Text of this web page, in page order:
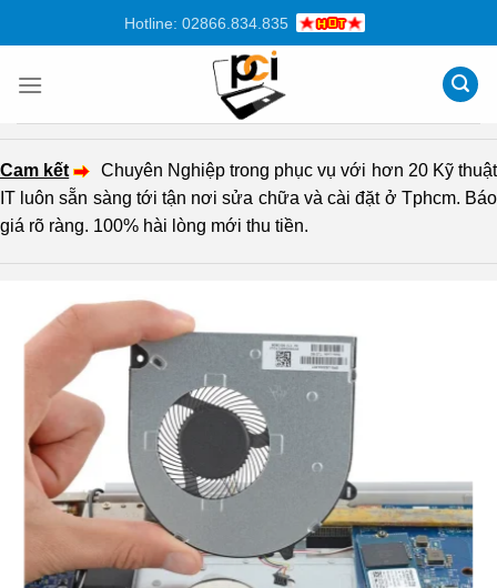
dung
Hotline: 02866.834.835
Cam kết
Chuyên Nghiệp trong phục vụ với hơn 20 Kỹ thuật
IT luôn sẵn sàng tới tận nơi sửa chữa và cài đặt ở Tphcm. Báo
giá rõ ràng. 100% hài lòng mới thu tiền.